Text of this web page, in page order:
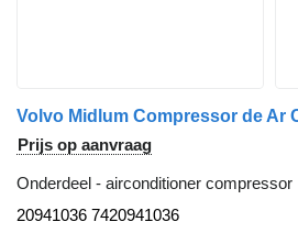
Prijs op aanvraag
Onderdeel - airconditioner compressor
20941036 7420941036